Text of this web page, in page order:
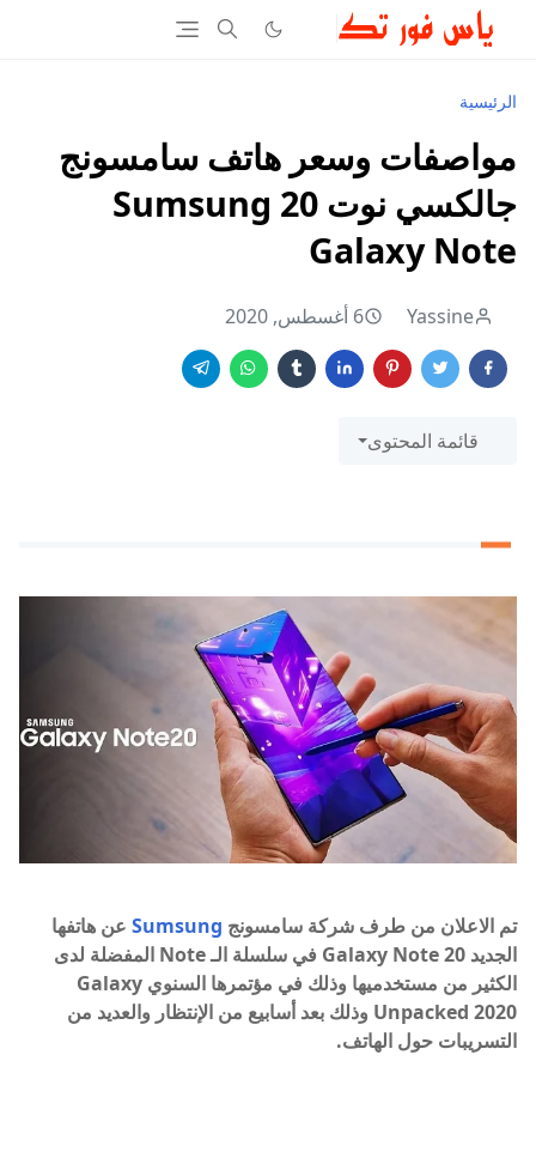
الرئيسية
مواصفات وسعر هاتف سامسونج
جالكسي نوت 20 Sumsung
Galaxy Note
Yassine 6 أغسطس, 2020
قائمة المحتوى
تم الاعلان من طرف شركة سامسونج Sumsung عن هاتفها
الجديد 20 Galaxy Note
في سلسلة الـ Note المفضلة لدى
الكثير من مستخدميها وذلك
في مؤتمرها السنوي Galaxy
Unpacked 2020 وذلك بعد أسابيع من الإنتظار والعديد من
التسريبات حول الهاتف.